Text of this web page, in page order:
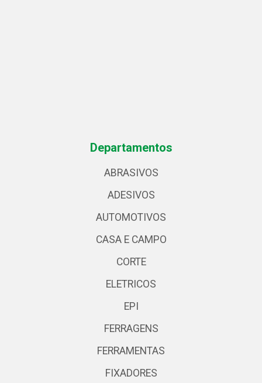
Departamentos
ABRASIVOS
ADESIVOS
AUTOMOTIVOS
CASA E CAMPO
CORTE
ELETRICOS
EPI
FERRAGENS
FERRAMENTAS
FIXADORES